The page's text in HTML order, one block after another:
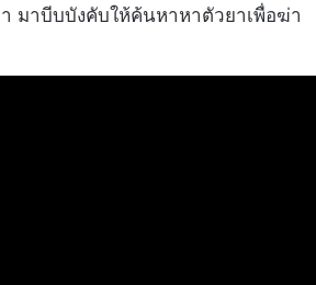
มาบีบบังคับให้ค้นหาหาตัวยาเพื่อฆ่า